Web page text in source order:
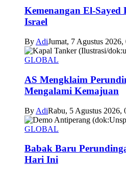
Kemenangan El-
Israel
By AdiJumat, 7 Agustus 2026,
GLOBAL
AS Mengklaim
Mengalami Kemajuan
By AdiRabu, 5 Agustus 2026,
GLOBAL
Babak Baru
Hari Ini